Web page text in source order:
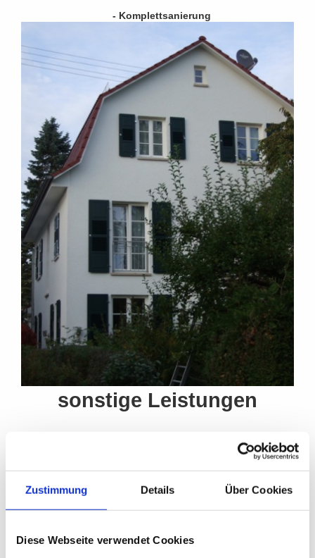
Zustimmung Details Über Cookies
Diese Webseite verwendet Cookies
- Komplettsanierung
sonstige Leistungen